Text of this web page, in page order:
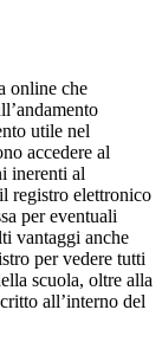
online che
utile nel
accedere al
inerenti al
registro elettronico
per eventuali
vantaggi anche
per vedere tutti
scuola, oltre alla
all’interno del